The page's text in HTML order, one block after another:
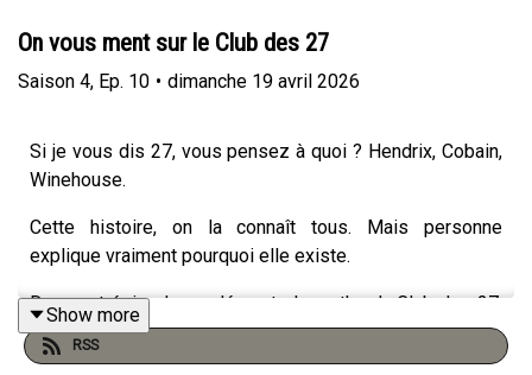
On vous ment sur le Club des 27
Saison 4, Ep. 10 • dimanche 19 avril 2026
Si je vous dis 27, vous pensez à quoi ? Hendrix, Cobain,
Winehouse.
Cette histoire, on la connaît tous. Mais personne
explique vraiment pourquoi elle existe.
Dans cet épisode, on démonte le mythe du Club des 27,
et on explique comment ce pseudo mystère a pris autant
d'ampleur.
Show more
RSS